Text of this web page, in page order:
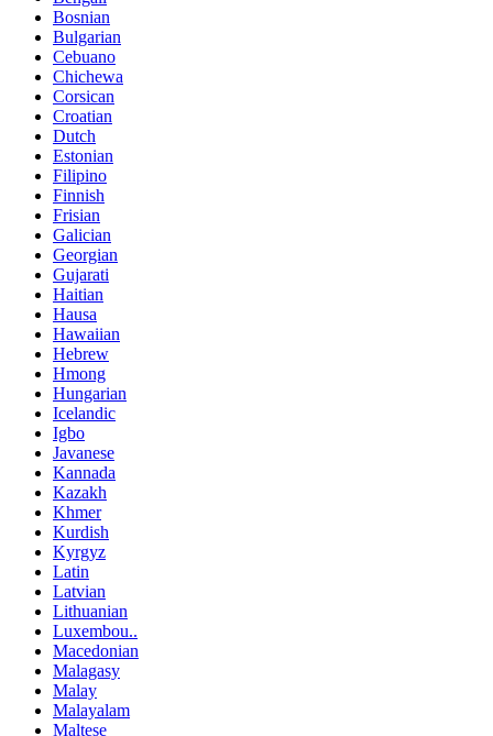
Bosnian
Bulgarian
Cebuano
Chichewa
Corsican
Croatian
Dutch
Estonian
Filipino
Finnish
Frisian
Galician
Georgian
Gujarati
Haitian
Hausa
Hawaiian
Hebrew
Hmong
Hungarian
Icelandic
Igbo
Javanese
Kannada
Kazakh
Khmer
Kurdish
Kyrgyz
Latin
Latvian
Lithuanian
Luxembou..
Macedonian
Malagasy
Malay
Malayalam
Maltese